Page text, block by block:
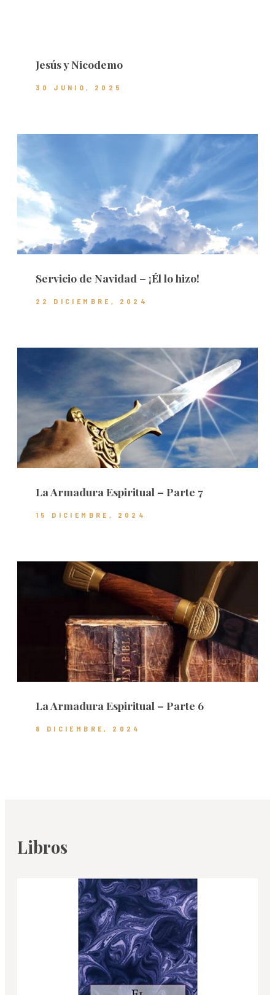
Jesús y Nicodemo
30 JUNIO, 2025
Servicio de Navidad – ¡Él lo hizo!
22 DICIEMBRE, 2024
La Armadura Espiritual – Parte 7
15 DICIEMBRE, 2024
La Armadura Espiritual – Parte 6
8 DICIEMBRE, 2024
Libros